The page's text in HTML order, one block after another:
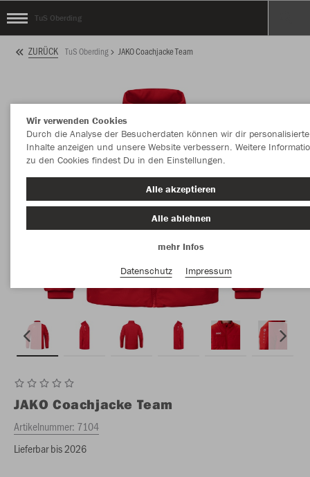
TuS Oberding
ZURÜCK TuS Oberding JAKO Coachjacke Team
JAKO Coachjacke Team
Artikelnummer: 7104
Lieferbar bis 2026
Wir verwenden Cookies
Durch die Analyse der Besucherdaten können wir dir personalisierte
Inhalte anzeigen und unsere Website verbessern. Weitere
zu den Cookies findest Du in den Einstellungen.
Alle akzeptieren
Alle ablehnen
mehr Infos
Datenschutz
Impressum